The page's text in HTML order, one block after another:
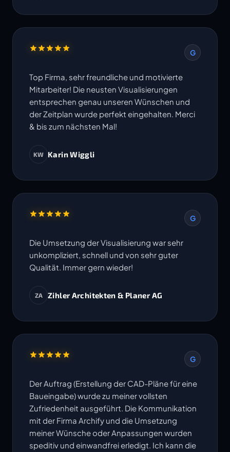
G
Top Firma, sehr freundliche und motivierte
Mitarbeiter! Die neusten Visualisierungen
entsprechen genau unseren Wünschen und
der Zeitplan wurde perfekt eingehalten. Merci
& bis zum nächsten Mal!
KW Karin Wiggli
G
Die Umsetzung der Visualisierung war sehr
unkompliziert, schnell und von sehr guter
Qualität. Immer gern wieder!
ZA Zihler Architekten & Planer AG
G
Der Auftrag (Erstellung der CAD-Pläne für eine
Baueingabe) wurde zu meiner vollsten
Zufriedenheit ausgeführt. Die Kommunikation
mit der Firma Archify und die Umsetzung
meiner Wünsche oder Anpassungen wurden
speditiv und einwandfrei erledigt. Ich kann die